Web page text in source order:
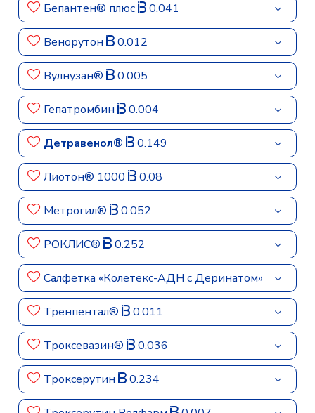
Бепантен® плюс 0.041
Венорутон 0.012
Вулнузан® 0.005
Гепатромбин 0.004
Детравенол® 0.149
Лиотон® 1000 0.08
Метрогил® 0.052
РОКЛИС® 0.252
Салфетка «Колетекс-АДН с Деринатом»
Тренпентал® 0.011
Троксевазин® 0.036
Троксерутин 0.234